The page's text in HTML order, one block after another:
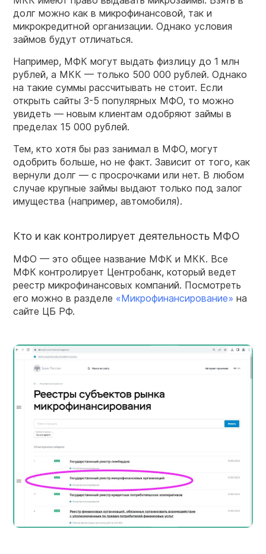
долг можно как в микрофинансовой, так и
микрокредитной организации. Однако условия
займов будут отличаться.
Например, МФК могут выдать физлицу до 1 млн
рублей, а МКК — только 500 000 рублей. Однако
на такие суммы рассчитывать не стоит. Если
открыть сайты 3-5 популярных МФО, то можно
увидеть — новым клиентам одобряют займы в
пределах 15 000 рублей.
Тем, кто хотя бы раз занимал в МФО, могут
одобрить больше, но не факт. Зависит от того, как
вернули долг — с просрочками или нет. В любом
случае крупные займы выдают только под залог
имущества (например, автомобиля).
Кто и как контролирует деятельность МФО
МФО — это общее название МФК и МКК. Все
МФК контролирует Центробанк, который ведет
реестр микрофинансовых компаний. Посмотреть
его можно в разделе «Микрофинансирование» на
сайте ЦБ РФ.